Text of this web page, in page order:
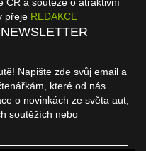
ČR a soutěže o atraktivní
přeje REDAKCE
Napište zde svůj email a
které od nás
o novinkách ze světa aut,
soutěžích nebo